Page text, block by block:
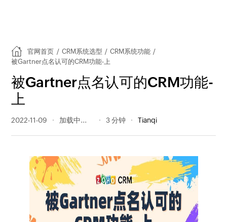
官网首页 / CRM系统选型 / CRM系统功能 /
被Gartner点名认可的CRM功能-上
被Gartner点名认可的CRM功能-
上
2022-11-09 237 阅读量 3 分钟 Tianqi